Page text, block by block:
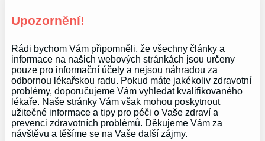
Upozornění!
Rádi bychom Vám připomněli, že všechny články a
informace na našich webových stránkách jsou určeny
pouze pro informační účely a nejsou náhradou za
odbornou lékařskou radu. Pokud máte jakékoliv zdravotní
problémy, doporučujeme Vám vyhledat kvalifikovaného
lékaře. Naše stránky Vám však mohou poskytnout
užitečné informace a tipy pro péči o Vaše zdraví a
prevenci zdravotních problémů. Děkujeme Vám za
návštěvu a těšíme se na Vaše další zájmy.